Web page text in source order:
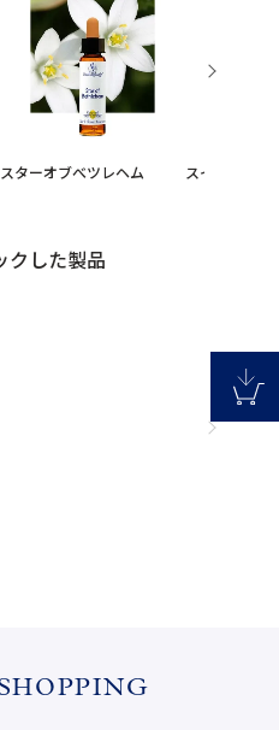
スターオブべツレヘム スイートチェ
クした製品